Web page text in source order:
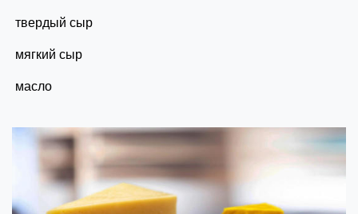
твердый сыр
мягкий сыр
масло